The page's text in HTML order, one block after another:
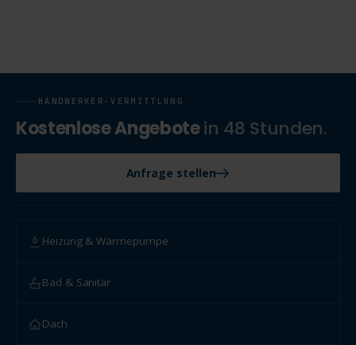
HANDWERKER-VERMITTLUNG
Kostenlose Angebotein 48 Stunden.
Anfrage stellen
Heizung & Wärmepumpe
Bad & Sanitär
Dach